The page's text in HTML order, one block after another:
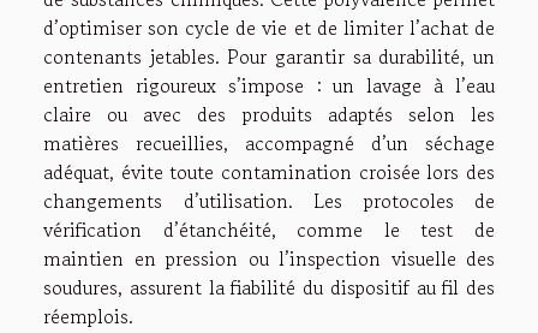
d’optimiser son cycle de vie et de limiter l’achat de
contenants jetables. Pour garantir sa durabilité, un
entretien rigoureux s’impose : un lavage à l’eau
claire ou avec des produits adaptés selon les
matières recueillies, accompagné d’un séchage
adéquat, évite toute contamination croisée lors des
changements d’utilisation. Les protocoles de
vérification d’étanchéité, comme le test de
maintien en pression ou l’inspection visuelle des
soudures, assurent la fiabilité du dispositif au fil des
réemplois.